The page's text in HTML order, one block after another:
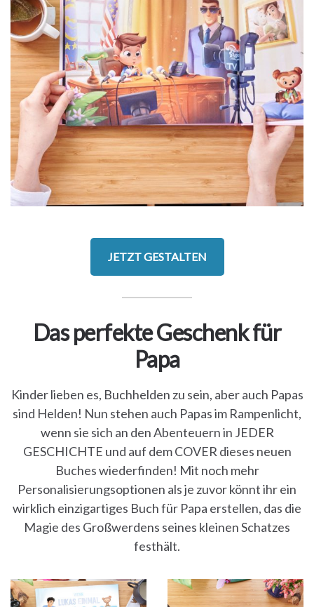
JETZT GESTALTEN
Das perfekte Geschenk für
Papa
Kinder lieben es, Buchhelden zu sein, aber auch Papas
sind Helden! Nun stehen auch Papas im Rampenlicht,
wenn sie sich an den Abenteuern in JEDER
GESCHICHTE und auf dem COVER dieses neuen
Buches wiederfinden! Mit noch mehr
Personalisierungsoptionen als je zuvor könnt ihr ein
wirklich einzigartiges Buch für Papa erstellen, das die
Magie des Großwerdens seines kleinen Schatzes
festhält.